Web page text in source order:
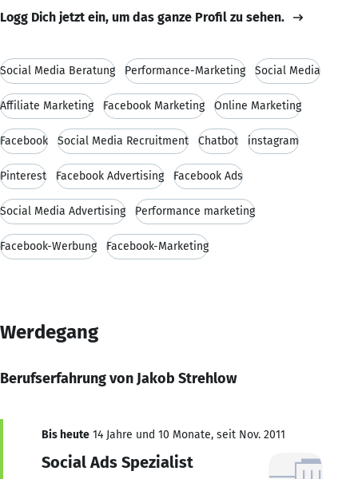
Logg Dich jetzt ein, um das ganze Profil zu sehen.
Social Media Beratung Performance-Marketing Social Media
Affiliate Marketing Facebook Marketing Online Marketing
Facebook Social Media Recruitment Chatbot instagram
Pinterest Facebook Advertising Facebook Ads
Social Media Advertising Performance marketing
Facebook-Werbung Facebook-Marketing
Werdegang
Berufserfahrung von Jakob Strehlow
Bis heute 14 Jahre und 10 Monate, seit Nov. 2011
Social Ads Spezialist